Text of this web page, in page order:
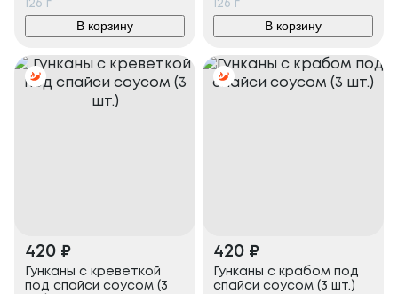
126 г
В корзину
126 г
В корзину
420 ₽
Гунканы с креветкой
под спайси соусом (3
420 ₽
Гунканы с крабом под
спайси соусом (3 шт.)